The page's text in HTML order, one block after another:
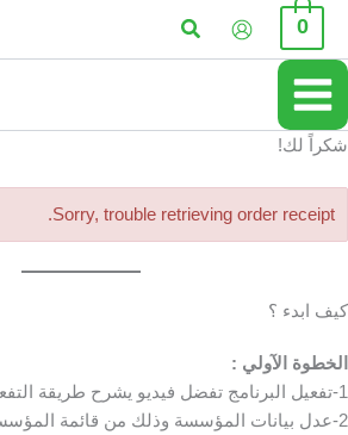
تخطي
المحتوى
0 البحث
شكراً لك!
Sorry, trouble retrieving order receipt.
كيف ابدء ؟
الخطوة الآولي :
1-​تفعيل البرنامج تفضل فيديو يشرح طريقة التفعيل.
​2-عدل بيانات المؤسسة وذلك من قائمة